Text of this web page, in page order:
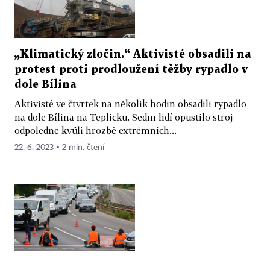
„Klimatický zločin.“ Aktivisté obsadili na
protest proti prodloužení těžby rypadlo v
dole Bílina
Aktivisté ve čtvrtek na několik hodin obsadili rypadlo
na dole Bílina na Teplicku. Sedm lidí opustilo stroj
odpoledne kvůli hrozbě extrémních...
22. 6. 2023 ▪ 2 min. čtení